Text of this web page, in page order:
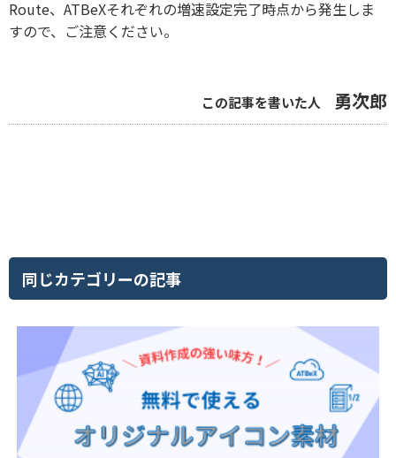
Route、ATBeXそれぞれの増速設定完了時点から発生しま
すので、ご注意ください。
この記事を書いた人 勇次郎
同じカテゴリーの記事